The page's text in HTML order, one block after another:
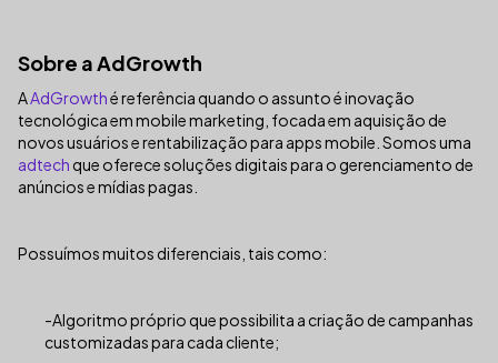
Sobre a AdGrowth
AAdGrowthé referência quando o assunto é inovação
tecnológica em mobile marketing, focada em aquisição de
novos usuários e rentabilização para apps mobile. Somos uma
adtech que oferece soluções digitais para o gerenciamento de
anúncios e mídias pagas.
Possuímos muitos diferenciais, tais como:
-Algoritmo próprio que possibilita a criação de campanhas
customizadas para cada cliente;